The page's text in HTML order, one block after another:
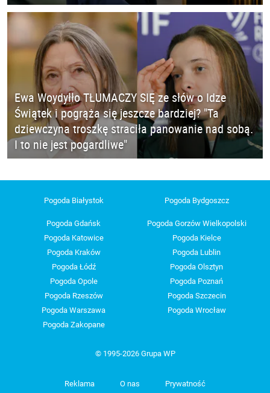
Ewa Woydyłło TŁUMACZY SIĘ ze słów o Idze
Świątek i pogrąża się jeszcze bardziej? "Ta
dziewczyna troszkę straciła panowanie nad sobą.
I to nie jest pogardliwe"
Pogoda Białystok Pogoda Bydgoszcz
Pogoda Gdańsk
Pogoda Gorzów Wielkopolski
Pogoda Katowice
Pogoda Kielce
Pogoda Kraków
Pogoda Lublin
Pogoda Łódź
Pogoda Olsztyn
Pogoda Opole
Pogoda Poznań
Pogoda Rzeszów
Pogoda Szczecin
Pogoda Warszawa
Pogoda Wrocław
Pogoda Zakopane
© 1995-2026 Grupa WP
Reklama O nas Prywatność